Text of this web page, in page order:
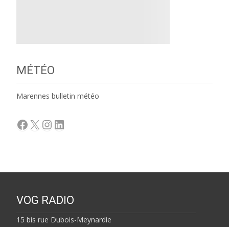
MÉTÉO
Marennes bulletin météo
Facebook
X Instagram
LinkedIn
VOG RADIO
15 bis rue Dubois-Meynardie